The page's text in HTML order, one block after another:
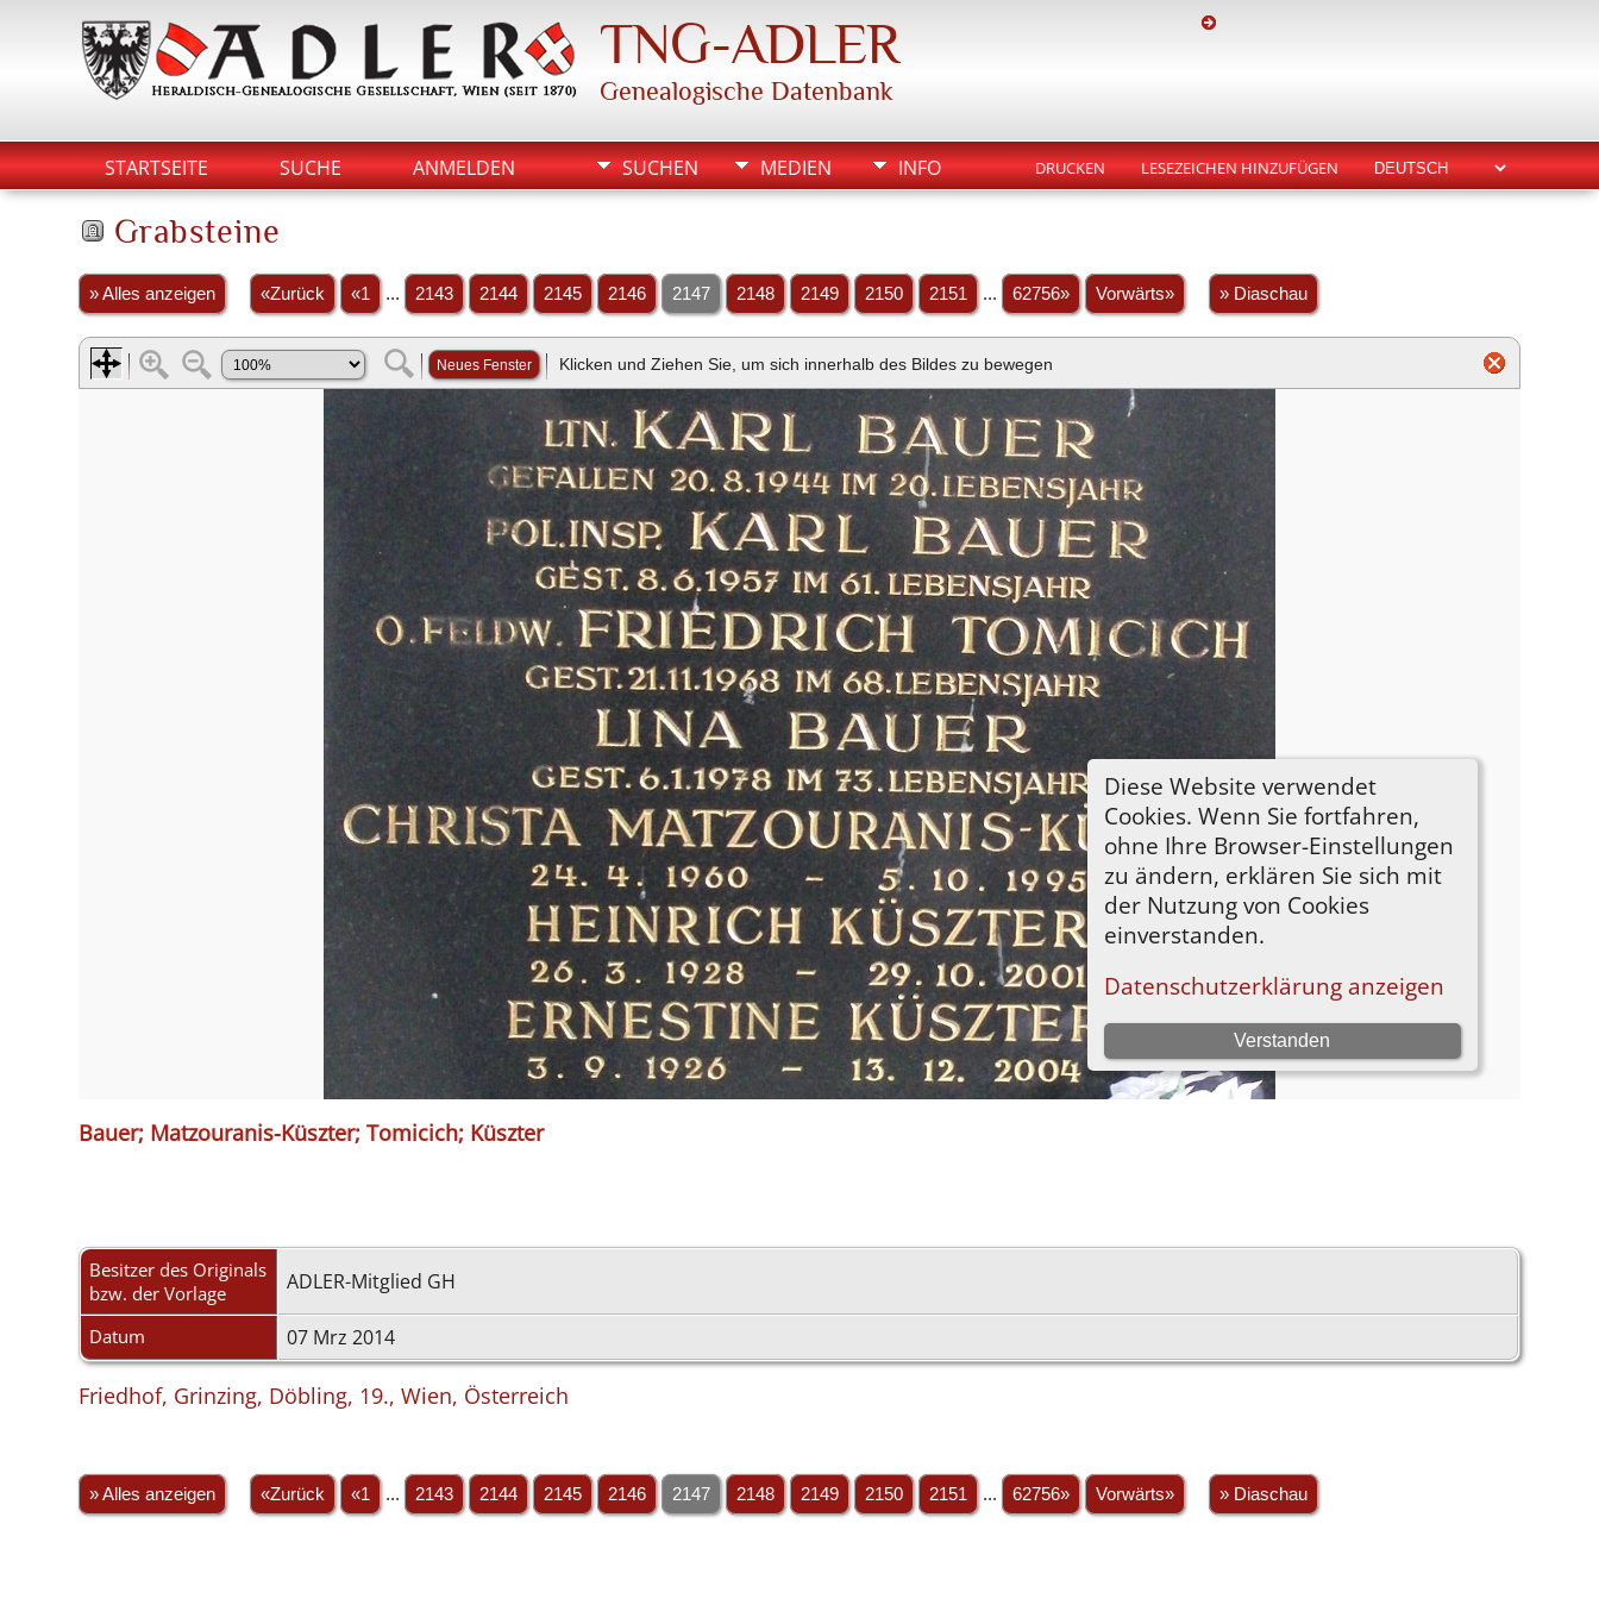
TNG-ADLER
Genealogische Datenbank
STARTSEITE SUCHE ANMELDEN SUCHEN MEDIEN INFO DRUCKEN LESEZEICHEN HINZUFÜGEN
Grabsteine
» Alles anzeigen «Zurück «1 ... 2143 2144 2145 2146 2147 2148 2149 2150 2151 ... 62756» Vorwärts» » Diaschau
Bauer; Matzouranis-Küszter; Tomicich; Küszter
Besitzer des Originals
bzw. der Vorlage
ADLER-Mitglied GH
Datum 07 Mrz 2014
Friedhof, Grinzing, Döbling, 19., Wien, Österreich
» Alles anzeigen «Zurück «1 ... 2143 2144 2145 2146 2147 2148 2149 2150 2151 ... 62756» Vorwärts» » Diaschau